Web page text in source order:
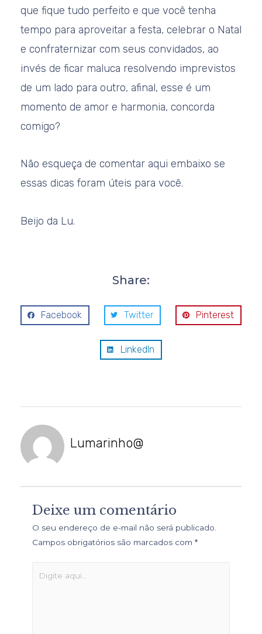
que fique tudo perfeito e que você tenha
tempo para aproveitar a festa, celebrar o Natal
e confraternizar com seus convidados, ao
invés de ficar maluca resolvendo imprevistos
de um lado para outro, afinal, esse é um
momento de amor e harmonia, concorda
comigo?
Não esqueça de comentar aqui embaixo se
essas dicas foram úteis para você.
Beijo da Lu.
Share:
Facebook Twitter Pinterest
LinkedIn
Lumarinho@
Deixe um comentário
O seu endereço de e-mail não será publicado.
Campos obrigatórios são marcados com *